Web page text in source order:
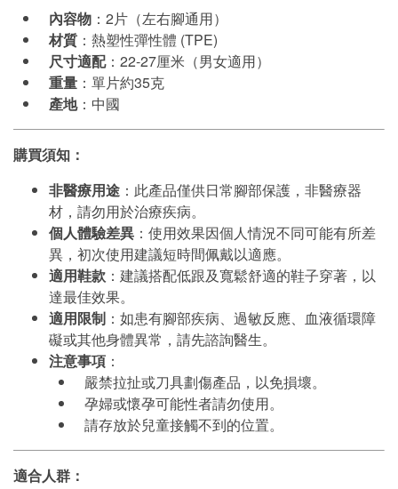
內容物 ： 2片（左右腳通用）
材質 ：熱塑性彈性體 (TPE)
尺寸適配： 22-27厘米（男女適用）
重量 ：單片約35克
產地：中國
購買須知：
非醫療用途 ：此產品僅供日常腳部保護，非醫療器
材，請勿用於治療疾病。
個人體驗差異 ：使用效果因個人情況不同可能有所差
異，初次使用建議短時間佩戴以適應。
適用鞋款 ：建議搭配低跟及寬鬆舒適的鞋子穿著，以
達最佳效果。
適用限制 ：如患有腳部疾病、過敏反應、血液循環障
礙或其他身體異常，請先諮詢醫生。
注意事項 ：
嚴禁拉扯或刀具劃傷產品，以免損壞。
孕婦或懷孕可能性者請勿使用。
請存放於兒童接觸不到的位置。
適合人群：